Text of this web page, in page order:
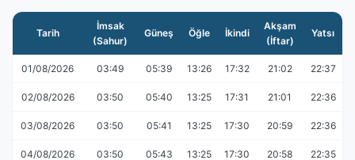
Tarih
İmsak
(Sahur)
Güneş Öğle İkindi
Akşam
(İftar)
Yatsı
01/08/2026 03:49 05:39 13:26 17:32 21:02 22:37
02/08/2026 03:50 05:40 13:25 17:31 21:01 22:36
03/08/2026 03:50 05:41 13:25 17:30 20:59 22:36
04/08/2026 03:50 05:43 13:25 17:30 20:58 22:35